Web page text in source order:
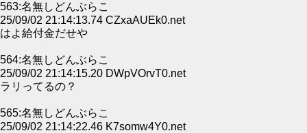
563:名無しどんぶらこ
25/09/02 21:14:13.74 CZxaAUEk0.net
はよ給付金だせや
564:名無しどんぶらこ
25/09/02 21:14:15.20 DWpVOrvT0.net
ラリってるの？
565:名無しどんぶらこ
25/09/02 21:14:22.46 K7somw4Y0.net